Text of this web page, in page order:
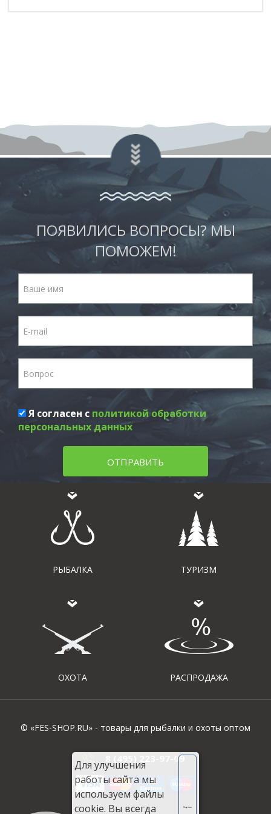
ПОЯВИЛИСЬ ВОПРОСЫ? МЫ
ПОМОЖЕМ!
Я согласен с политикой обработки
персональных данных
ОТПРАВИТЬ
РЫБАЛКА ТУРИЗМ
ОХОТА РАСПРОДАЖА
© «FES-SHOP.RU» - товары для рыбалки и охоты оптом
8 (495) 223-97-09
Для улучшения
работы сайта мы
используем файлы
cookie. Вы всегда
Хорошо